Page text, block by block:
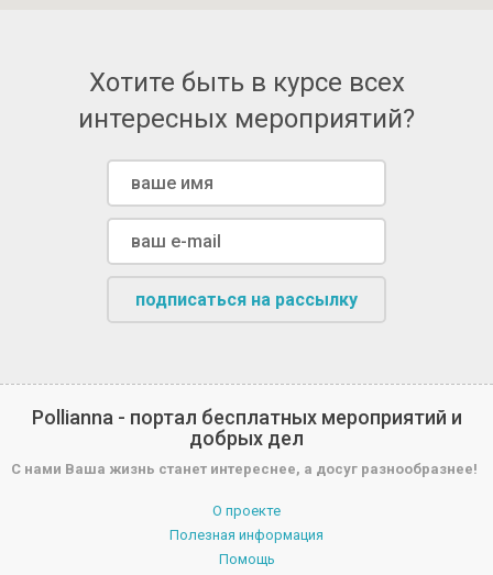
Хотите быть в курсе всех
интересных мероприятий?
подписаться на рассылку
Pollianna - портал бесплатных мероприятий и
добрых дел
С нами Ваша жизнь станет интереснее, а досуг разнообразнее!
О проекте
Полезная информация
Помощь